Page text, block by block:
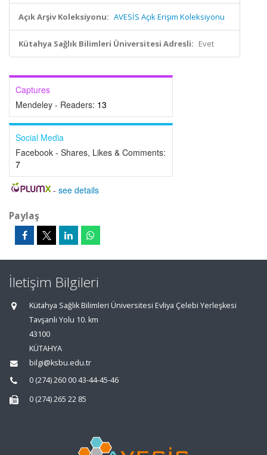
Açık Arşiv Koleksiyonu: AVESİS Açık Erişim Koleksiyonu
Kütahya Sağlık Bilimleri Üniversitesi Adresli: Evet
Captures
Mendeley - Readers: 13
Social Media
Facebook - Shares, Likes & Comments:
7
- see details
Paylaş
İletişim Bilgileri
Kütahya Sağlık Bilimleri Üniversitesi Evliya Çelebi Yerleşkesi
Tavşanlı Yolu 10. km
43100
KÜTAHYA
bilgi@ksbu.edu.tr
0 (274) 260 00 43-44-45-46
0 (274) 265 22 85